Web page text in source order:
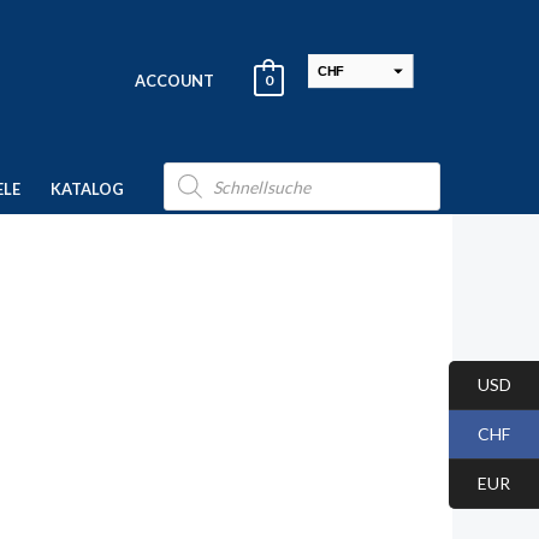
ACCOUNT 0
CHF
KATALOG
Products
search
USD
CHF
EUR